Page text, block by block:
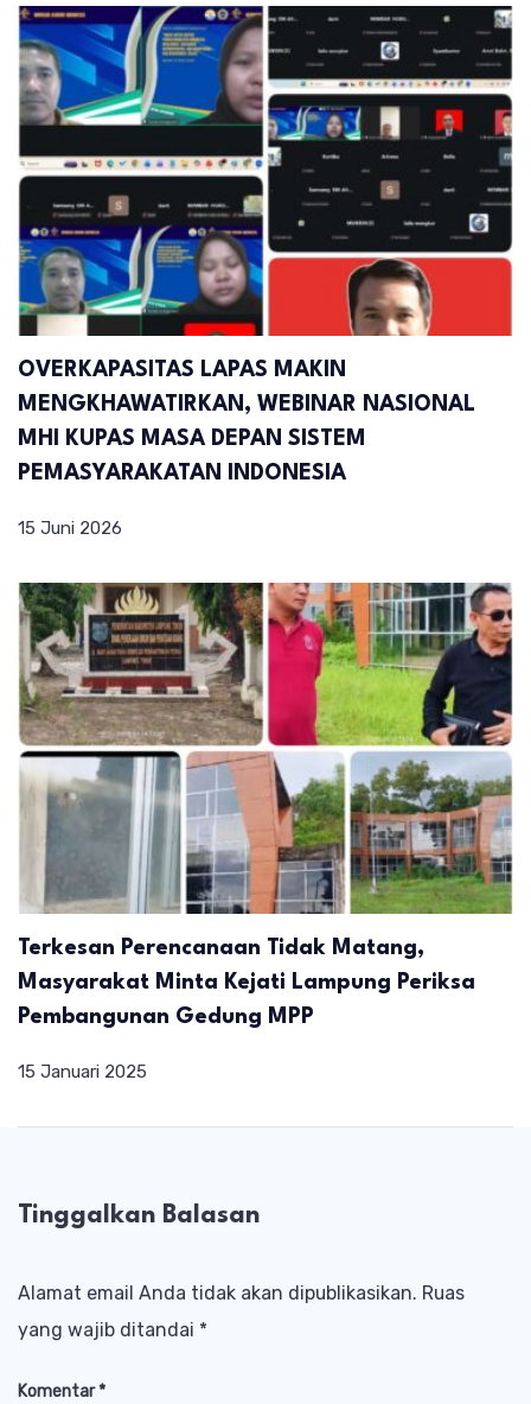
OVERKAPASITAS LAPAS MAKIN
MENGKHAWATIRKAN, WEBINAR NASIONAL
MHI KUPAS MASA DEPAN SISTEM
PEMASYARAKATAN INDONESIA
15 Juni 2026
Terkesan Perencanaan Tidak Matang,
Masyarakat Minta Kejati Lampung Periksa
Pembangunan Gedung MPP
15 Januari 2025
Tinggalkan Balasan
Alamat email Anda tidak akan dipublikasikan. Ruas
yang wajib ditandai *
Komentar*